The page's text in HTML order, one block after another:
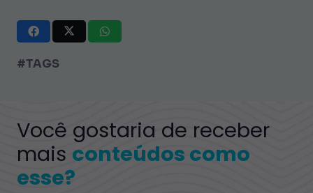
#TAGS
Você gostaria de receber
mais conteúdos como
esse?